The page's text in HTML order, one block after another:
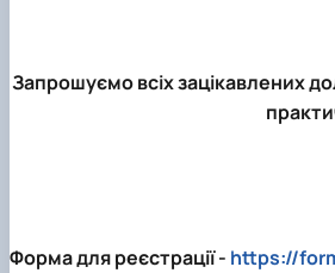
Запрошуємо всіх зацікавлених
Форма для реєстрації - https://